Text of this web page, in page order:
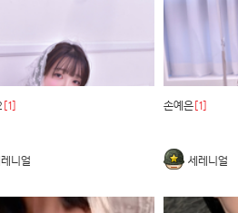
[1]
니얼
손예은 [1]
세레니얼